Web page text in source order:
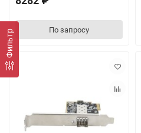
Фильтр По запросу